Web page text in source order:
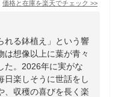
価格と在庫を楽天でチェック >>
れる鉢植え」という響
は想像以上に葉が青々
た。2026年に実がな
日楽しそうに世話をし
、収穫の喜びを長く楽